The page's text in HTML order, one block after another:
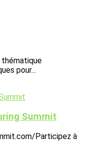
thématique
pour...
Summit
Participez à